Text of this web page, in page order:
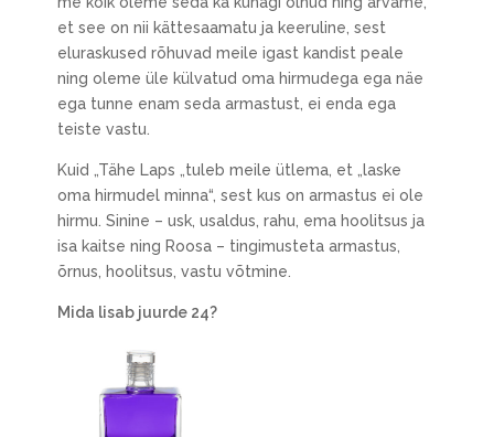
et see on nii kättesaamatu ja keeruline, sest
eluraskused rõhuvad meile igast kandist peale
ning oleme üle külvatud oma hirmudega ega näe
ega tunne enam seda armastust, ei enda ega
teiste vastu.
Kuid „Tähe Laps „tuleb meile ütlema, et „laske
oma hirmudel minna“, sest kus on armastus ei ole
hirmu. Sinine – usk, usaldus, rahu, ema hoolitsus ja
isa kaitse ning Roosa – tingimusteta armastus,
õrnus, hoolitsus, vastu võtmine.
Mida lisab juurde 24?